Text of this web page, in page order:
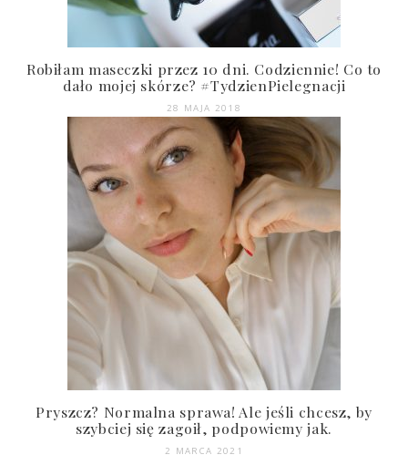
Robiłam maseczki przez 10 dni. Codziennie! Co to
dało mojej skórze? #TydzienPielegnacji
28 MAJA 2018
Pryszcz? Normalna sprawa! Ale jeśli chcesz, by
szybciej się zagoił, podpowiemy jak.
2 MARCA 2021